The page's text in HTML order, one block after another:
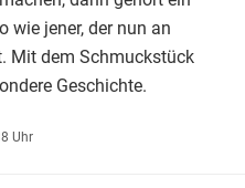
wie jener, der nun an
Mit dem Schmuckstück
Geschichte.
Uhr